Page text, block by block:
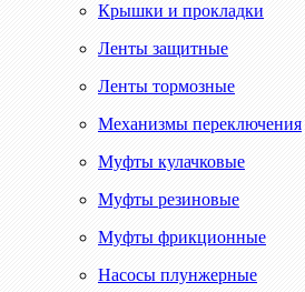
Крышки и прокладки
Ленты защитные
Ленты тормозные
Механизмы переключения
Муфты кулачковые
Муфты резиновые
Муфты фрикционные
Насосы плунжерные